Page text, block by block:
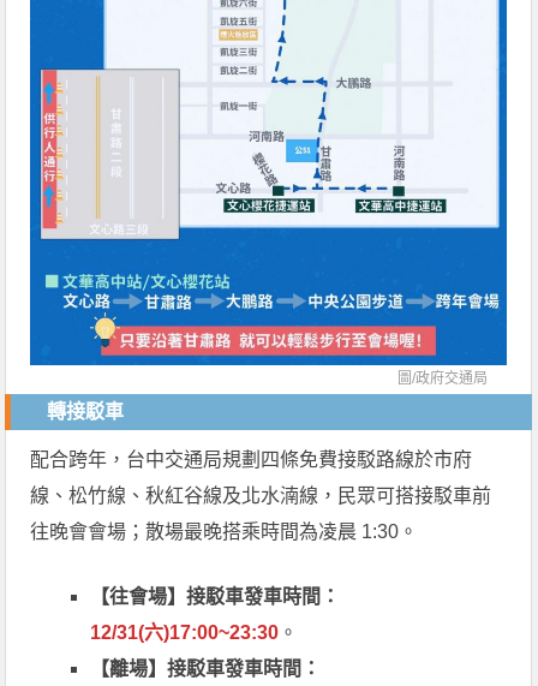
圖/政府交通局
轉接駁車
配合跨年，台中交通局規劃四條免費接駁路線於市府
線、松竹線、秋紅谷線及北水湳線，民眾可搭接駁車前
往晚會會場；散場最晚搭乘時間為凌晨 1:30。
【往會場】接駁車發車時間：
12/31(六)17:00~23:30 。
【離場】接駁車發車時間：